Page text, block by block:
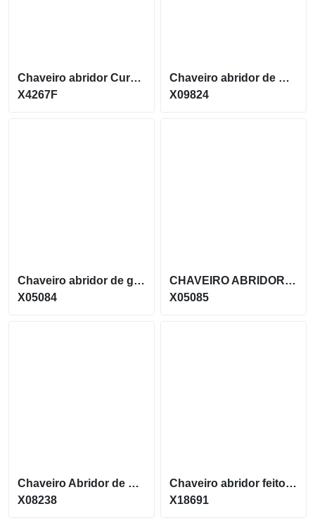
Chaveiro abridor Curvo com acabamento fosco X4267F
X4267F
Chaveiro abridor de Garrafas em metal retangular X09824
X09824
Chaveiro abridor de garrafas formato de um pé X05084
X05084
CHAVEIRO ABRIDOR DE GARRAFAS METÁLICO COM FORMATO DE LAGARTO X05085
X05085
Chaveiro Abridor de metal no formato retangular X08238
X08238
Chaveiro abridor feito em aço com formato de uma casa X18691
X18691